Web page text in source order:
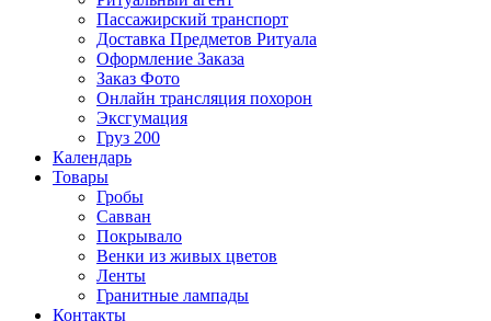
Пассажирский транспорт
Доставка Предметов Ритуала
Оформление Заказа
Заказ Фото
Онлайн трансляция похорон
Эксгумация
Груз 200
Календарь
Товары
Гробы
Савван
Покрывало
Венки из живых цветов
Ленты
Гранитные лампады
Контакты